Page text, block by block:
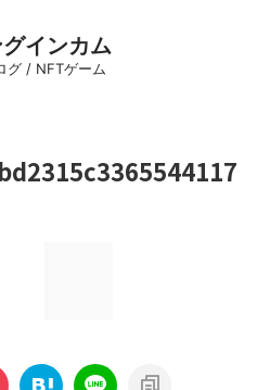
インカム
グ / NFTゲーム